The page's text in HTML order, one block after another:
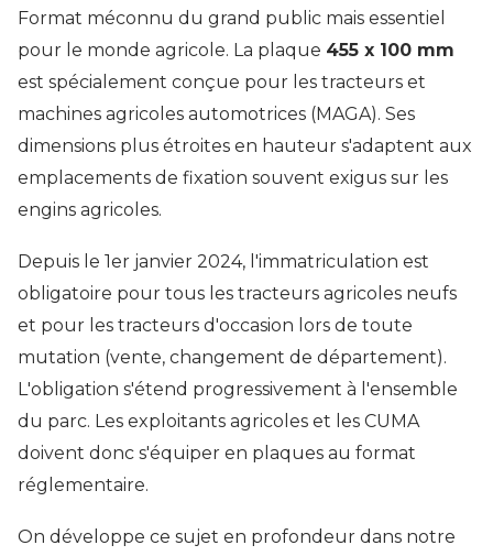
Format méconnu du grand public mais essentiel
pour le monde agricole. La plaque 455 x 100 mm
est spécialement conçue pour les tracteurs et
machines agricoles automotrices (MAGA). Ses
dimensions plus étroites en hauteur s'adaptent aux
emplacements de fixation souvent exigus sur les
engins agricoles.
Depuis le 1er janvier 2024, l'immatriculation est
obligatoire pour tous les tracteurs agricoles neufs
et pour les tracteurs d'occasion lors de toute
mutation (vente, changement de département).
L'obligation s'étend progressivement à l'ensemble
du parc. Les exploitants agricoles et les CUMA
doivent donc s'équiper en plaques au format
réglementaire.
On développe ce sujet en profondeur dans notre